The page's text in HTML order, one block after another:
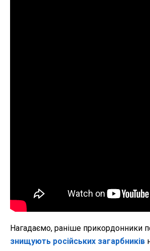
Нагадаємо, раніше прикордонники
знищують російських загарбників